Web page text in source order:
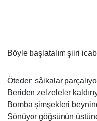
Böyle başlatalım şiiri
Öteden sâikalar
Beriden zelzeleler
Bomba şimşekleri
Sönüyor göğsünün